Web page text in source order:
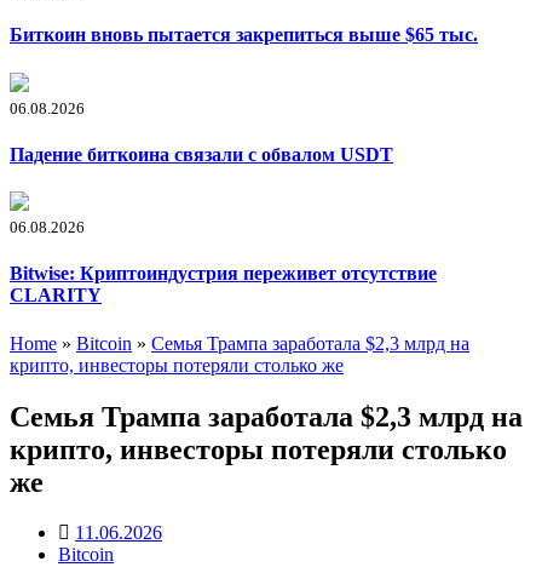
Биткоин вновь пытается закрепиться выше $65 тыс.
06.08.2026
Падение биткоина связали с обвалом USDT
06.08.2026
Bitwise: Криптоиндустрия переживет отсутствие
CLARITY
Home » Bitcoin » Семья Трампа заработала $2,3 млрд на
крипто, инвесторы потеряли столько же
Семья Трампа заработала $2,3 млрд на
крипто, инвесторы потеряли столько
же
11.06.2026
Bitcoin